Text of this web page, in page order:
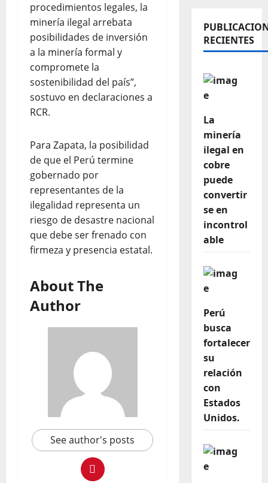
procedimientos legales, la
minería ilegal arrebata
posibilidades de inversión
a la minería formal y
compromete la
sostenibilidad del país”,
sostuvo en declaraciones a
RCR.
Para Zapata, la posibilidad
de que el Perú termine
gobernado por
representantes de la
ilegalidad representa un
riesgo de desastre nacional
que debe ser frenado con
firmeza y presencia estatal.
About The
Author
See author's posts
RECIENTES
La
minería
ilegal en
cobre
puede
convertir
se en
incontrol
able
Perú
busca
fortalecer
su
relación
con
Estados
Unidos.